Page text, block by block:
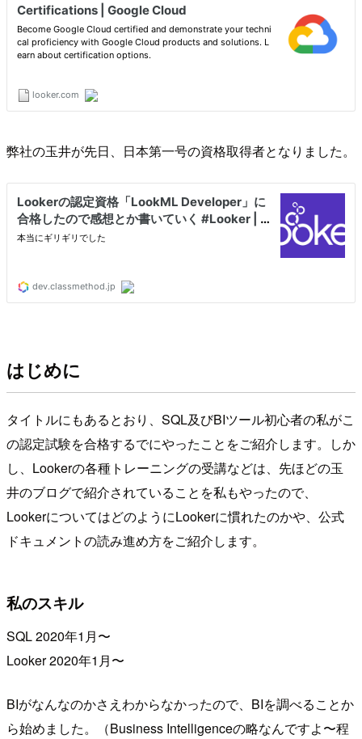
弊社の玉井が先日、日本第一号の資格取得者となりました。
はじめに
タイトルにもあるとおり、SQL及びBIツール初心者の私がこ
の認定試験を合格するでにやったことをご紹介します。しか
し、Lookerの各種トレーニングの受講などは、先ほどの玉
井のブログで紹介されていることを私もやったので、
LookerについてはどのようにLookerに慣れたのかや、公式
ドキュメントの読み進め方をご紹介します。
私のスキル
SQL 2020年1月〜
Looker 2020年1月〜
BIがなんなのかさえわからなかったので、BIを調べることか
ら始めました。（Business Intelligenceの略なんですよ〜程